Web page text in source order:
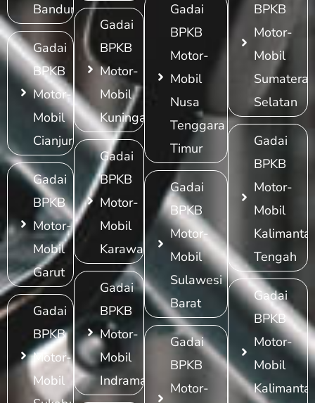
Bandung
Gadai
BPKB
Motor-
Mobil
Cianjur
Gadai
BPKB
Motor-
Mobil
Garut
Gadai
BPKB
Motor-
Mobil
Gadai
BPKB
Motor-
Mobil
Kuningan
Gadai
BPKB
Motor-
Mobil
Karawang
Gadai
BPKB
Motor-
Mobil
Indramayu
Gadai
BPKB
Motor-
Mobil
Nusa
Tenggara
Timur
Gadai
BPKB
Motor-
Mobil
Sulawesi
Barat
Gadai
BPKB
Motor-
BPKB
Motor-
Mobil
Sumatera
Selatan
Gadai
BPKB
Motor-
Mobil
Tengah
Gadai
BPKB
Motor-
Mobil